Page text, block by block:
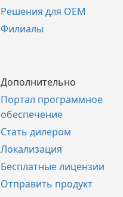
Решения для OEM
Филиалы
Дополнительно
Портал программное
обеспечение
Стать дилером
Локализация
Бесплатные лицензии
Отправить продукт